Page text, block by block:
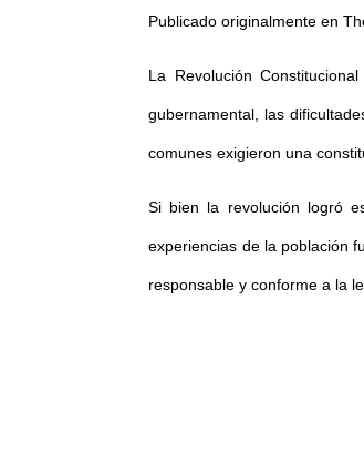
Publicado originalmente en
La Revolución
gubernamental, las
comunes exigieron una
Si bien la revolución logró
experiencias de la población
responsable y conforme a la